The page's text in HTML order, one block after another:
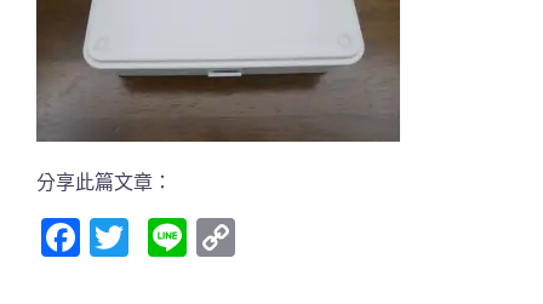
分享此篇文章：
Facebook
Twitter
Line